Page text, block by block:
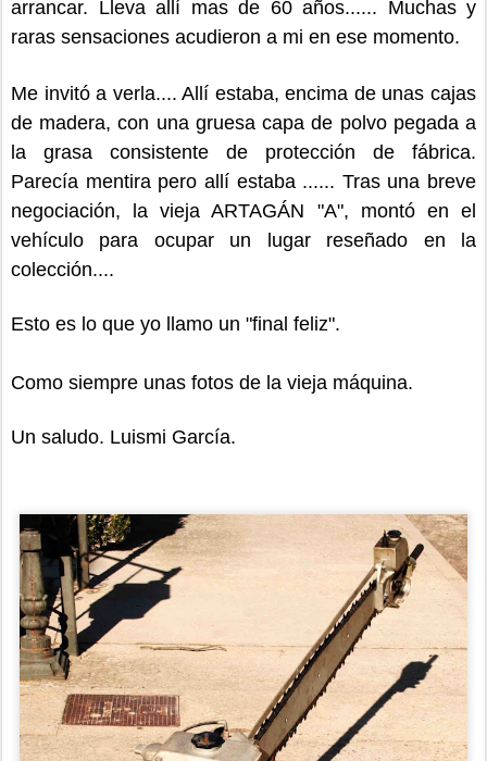
arrancar. Lleva allí mas de 60 años...... Muchas y
raras sensaciones acudieron a mi en ese momento.
Me invitó a verla.... Allí estaba, encima de unas cajas
de madera, con una gruesa capa de polvo pegada a
la grasa consistente de protección de fábrica.
Parecía mentira pero allí estaba ...... Tras una breve
negociación, la vieja ARTAGÁN "A", montó en el
vehículo para ocupar un lugar reseñado en la
colección....
Esto es lo que yo llamo un "final feliz".
Como siempre unas fotos de la vieja máquina.
Un saludo. Luismi García.